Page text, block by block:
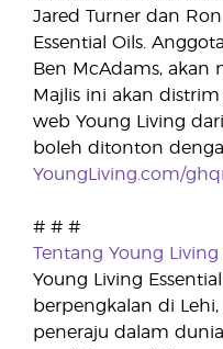
Jared Turner dan
Essential Oils.
Ben McAdams, akan
Majlis ini akan
web Young Living
boleh ditonton
YoungLiving.com/
# # #
Tentang Young Living
Young Living Essential
berpengkalan di
peneraju dalam